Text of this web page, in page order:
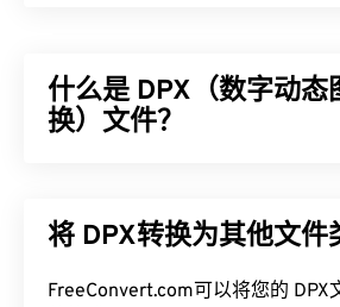
什么是 DPX（数字动态
换）文件？
态帧存储文件格式。DPX 是一种经
且不会造成质量损失。
将 DPX转换为其他文件
FreeConvert.com可以将您的 DPX